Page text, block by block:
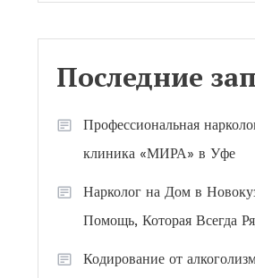
Последние
Профессиональная
клиника «МИРА» в Уфе
Нарколог на Дом в
Помощь, Которая Всегда
Кодирование от